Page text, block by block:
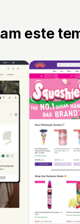
este